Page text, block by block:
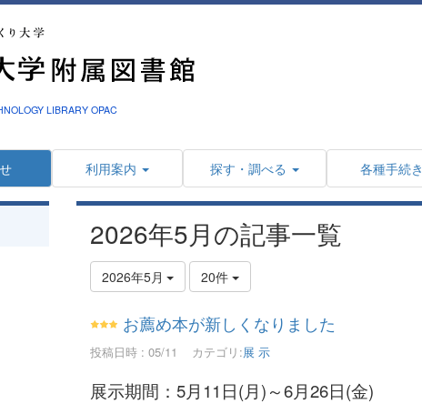
LIBRARY OPAC
利用案内 探す・調べる 各種手続き
2026年5月の記事一覧
2026年5月 20件
お薦め本が新しくなりました
投稿日時 : 05/11 カテゴリ:展 示
展示期間：5月11日(月)～6月26日(金)